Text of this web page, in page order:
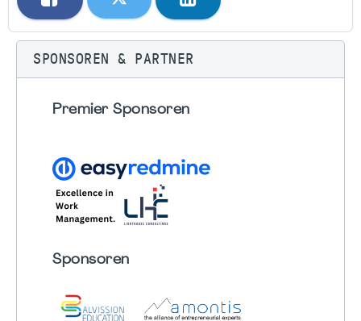
SPONSOREN & PARTNER
Premier Sponsoren
Sponsoren